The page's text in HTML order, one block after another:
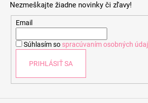
Nezmeškajte žiadne novinky či zľavy!
Email
Súhlasím so spracúvaním osobných
PRIHLÁSIŤ SA